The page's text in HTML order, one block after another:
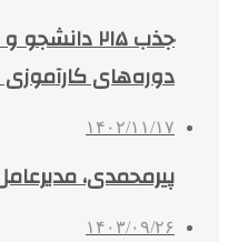
جذب ۲۱۵
دوره‌های
۱۴۰۲/۱۱/۱۷
پیرمحمدی،
۱۴۰۳/۰۹/۲۶